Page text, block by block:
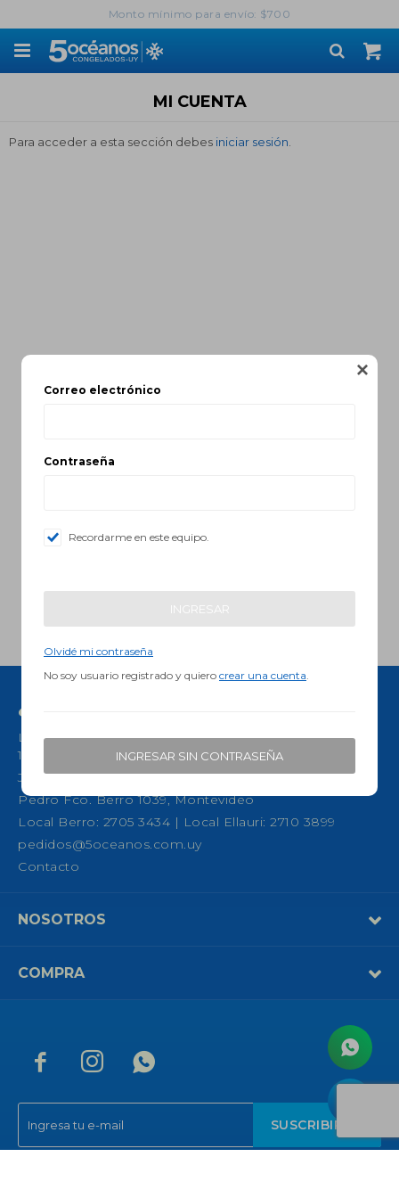

Correo electrónico
Contraseña
Recordarme en este equipo.
INGRESAR
Olvidé mi contraseña
No soy usuario registrado y quiero crear una cuenta
INGRESAR SIN CONTRASEÑA
Monto mínimo para envío: $700

MI CUENTA
Para acceder a esta sección debes iniciar sesión
  
SUSCRIBIRME
¿Necesitas ayuda?
Lunes a Sábados de 08:30 a 21:00 horas y Domingos de
10:00 a 14:00
José Ellauri 558, Montevideo
Pedro Fco. Berro 1039, Montevideo
Local Berro: 2705 3434 | Local Ellauri: 2710 3899
pedidos@5oceanos.com.uy
Contacto
NOSOTROS
COMPRA